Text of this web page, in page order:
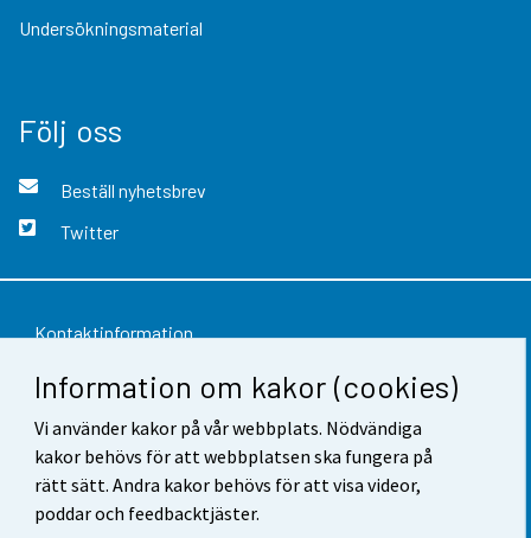
Information om kakor (cookies)
Vi använder kakor på vår webbplats. Nödvändiga
kakor behövs för att webbplatsen ska fungera på
rätt sätt. Andra kakor behövs för att visa videor,
poddar och feedbacktjäster.
Undersökningsmaterial
Följ oss
Beställ nyhetsbrev
Twitter
Kontaktinformation
Respons
Användarvillkor
Dataskydd
Tillgänglighet